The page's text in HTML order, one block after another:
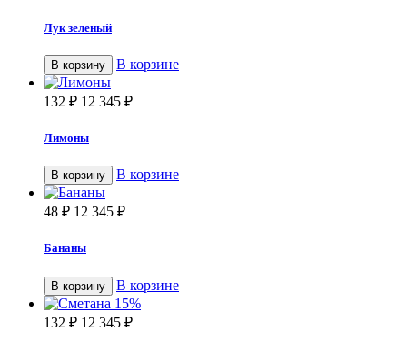
Лук зеленый
В корзину В корзине
132 ₽ 12 345 ₽
Лимоны
В корзину В корзине
48 ₽ 12 345 ₽
Бананы
В корзину В корзине
132 ₽ 12 345 ₽